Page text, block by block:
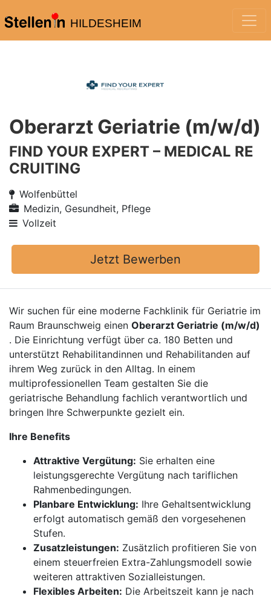
HILDESHEIM
Oberarzt Geriatrie (m/w/d)
FIND YOUR EXPERT – MEDICAL RE
CRUITING
Wolfenbüttel
Medizin, Gesundheit, Pflege
Vollzeit
Jetzt Bewerben
Wir suchen für eine moderne Fachklinik für Geriatrie im
Raum Braunschweig einen Oberarzt Geriatrie (m/w/d)
. Die Einrichtung verfügt über ca. 180 Betten und
unterstützt Rehabilitandinnen und Rehabilitanden auf
ihrem Weg zurück in den Alltag. In einem
multiprofessionellen Team gestalten Sie die
geriatrische Behandlung fachlich verantwortlich und
bringen Ihre Schwerpunkte gezielt ein.
Ihre Benefits
Attraktive Vergütung: Sie erhalten eine
leistungsgerechte Vergütung nach tariflichen
Rahmenbedingungen.
Planbare Entwicklung: Ihre Gehaltsentwicklung
erfolgt automatisch gemäß den vorgesehenen
Stufen.
Zusatzleistungen: Zusätzlich profitieren Sie von
einem steuerfreien Extra-Zahlungsmodell sowie
weiteren attraktiven Sozialleistungen.
Flexibles Arbeiten: Die Arbeitszeit kann je nach